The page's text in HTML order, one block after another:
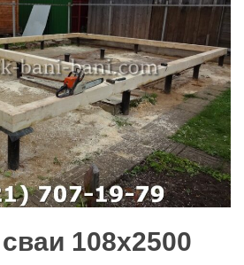
108х2500